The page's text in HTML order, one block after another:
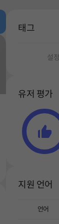
태그
설
유저 평가
지원 언어
언어